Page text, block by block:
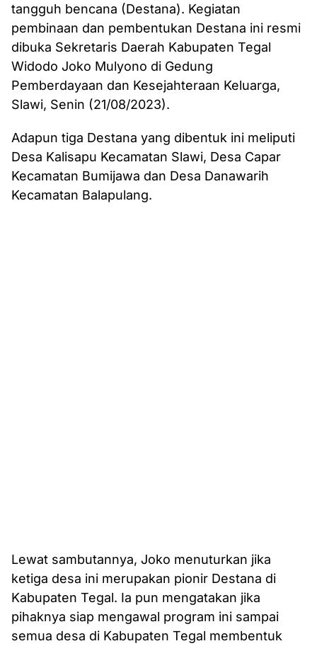
tangguh bencana (Destana). Kegiatan
pembinaan dan pembentukan Destana ini resmi
dibuka Sekretaris Daerah Kabupaten Tegal
Widodo Joko Mulyono di Gedung
Pemberdayaan dan Kesejahteraan Keluarga,
Slawi, Senin (21/08/2023).
Adapun tiga Destana yang dibentuk ini meliputi
Desa Kalisapu Kecamatan Slawi, Desa Capar
Kecamatan Bumijawa dan Desa Danawarih
Kecamatan Balapulang.
Lewat sambutannya, Joko menuturkan jika
ketiga desa ini merupakan pionir Destana di
Kabupaten Tegal. Ia pun mengatakan jika
pihaknya siap mengawal program ini sampai
semua desa di Kabupaten Tegal membentuk